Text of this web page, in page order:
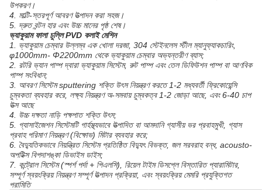
উপকরণ।
4. মাল্টি-স্তরপূর্ণ আবরণ উত্পাদন করা সহজ।
5. দ্রুত বন্টন হার এবং উচ্চ মানের পৃষ্ঠ শেষ।
ভ্যাকুয়াম ফালা চুল্লি PVD কলাই মেশিন
1. ভ্যাকুয়াম চেম্বার উল্লম্ব এক খোলা দরজা, 304 স্টেইনলেস স্টীল ম্যানুফ্যাকচারিং,
φ1000mm- Φ2200mm থেকে ভ্যাকুয়াম চেম্বার অভ্যন্তরীণ ব্যাস;
2. রটরি ভ্যান পাম্প দ্বারা ভ্যাকুয়াম সিস্টেম, রুট পাম্প এবং তেল ডিফিউশন পাম্প বা আণবিক
পাম্প সংবিধান;
3. আবরণ সিস্টেম sputtering শক্তি উৎস নিয়ন্ত্রণ করতে 1-2 মধ্যবর্তী ফ্রিকোয়েন্সি
চুম্বকতা ব্যবহার করে, লক্ষ্য নিয়ন্ত্রণ অ-সমবায় চুম্বকত্ব 1-2 জোড়া আছে, এবং 6-40 চাপ
উত্স আছে
4. উচ্চ দক্ষতা নাড়ি পক্ষপাত শক্তি উৎস;
5. গ্যাসাইজেশন সিস্টেমটি গার্হস্থ্যভাবে উত্পাদিত বা আমদানি গ্যাসীয় ভর প্রবাহমুখী, গ্যাস
প্রবাহ পরিমাণ নিয়ন্ত্রণ (বিক্ষোভ) মিটার ব্যবহার করে;
6. বৈদ্যুতিকভাবে নিয়ন্ত্রিত সিস্টেম প্রতিষ্ঠিত বিদ্যুৎ বিভক্ত, জল সরবরাহ বন্ধ, acousto-
অপটিক্স বিপদাশঙ্কা ডিভাইস ডাইস;
7. কন্ট্রোল সিস্টেম (স্পর্শ পর্দা + পিএলসি), রিয়েল টাইম ডিসপ্লে বিস্তারিত প্যারামিটার,
সম্পূর্ণ স্বয়ংক্রিয় নিয়ন্ত্রণ সম্পূর্ণ উত্পাদন প্রক্রিয়া, এবং স্বয়ংক্রিয় মেমরি প্রযুক্তিগত
পরামিতি